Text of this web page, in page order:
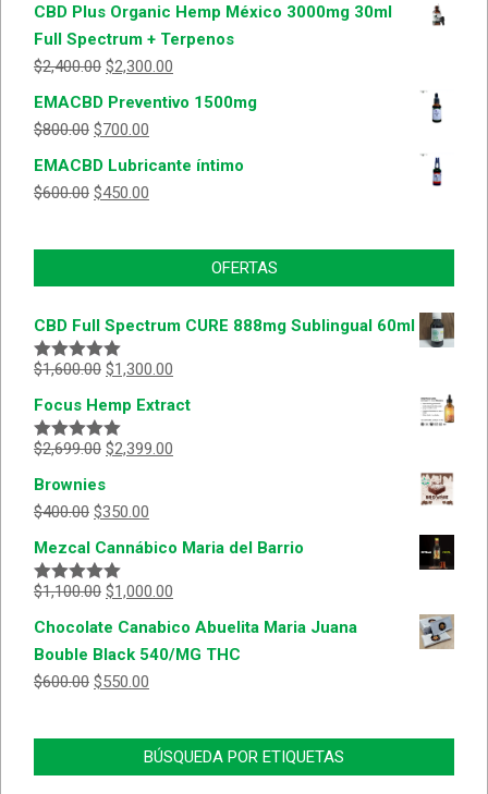
CBD Plus Organic Hemp México 3000mg 30ml
Full Spectrum + Terpenos
$2,400.00 $2,300.00
EMACBD Preventivo 1500mg
$800.00 $700.00
EMACBD Lubricante íntimo
$600.00 $450.00
OFERTAS
CBD Full Spectrum CURE 888mg Sublingual 60ml
Valorado
5
$1,600.00 $1,300.00
Focus Hemp Extract
Valorado
5
$2,699.00 $2,399.00
Brownies
$400.00 $350.00
Mezcal Cannábico Maria del Barrio
Valorado
5
$1,100.00 $1,000.00
Chocolate Canabico Abuelita Maria Juana
Bouble Black 540/MG THC
$600.00 $550.00
BÚSQUEDA POR ETIQUETAS